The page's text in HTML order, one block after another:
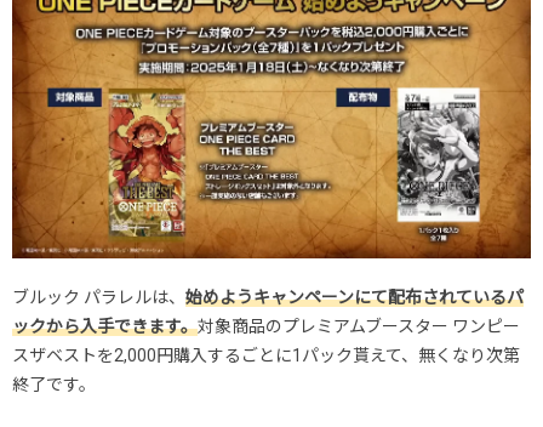
2026.1.15
6,000円 7,980円
7,900～8,700円
2026.1.5
5,000円 5,980円
5,900～6,500円
2025.12.25
4,500円 5,980円
5,900～6,500円
2025.12.15
3,800円 4,780円
4,700～5,200円
2025.12.5
3,800円
4,700～5,200円
2025.11.25
3,800円 4,780円
4,700～5,200円
2025.11.15
3,800円 4,980円
4,900～5,400円
2025.11.5
4,000円 4,980円
4,900～5,400円
2025.10.25
4,000円 4,980円
4,900～5,400円
ブルック パラレルは、 始めようキャンペーンにて配布されているパ
ックから入手できます。対象商品のプレミアムブースター ワンピー
スザベストを2,000円購入するごとに1パック貰えて、無くなり次第
終了です。